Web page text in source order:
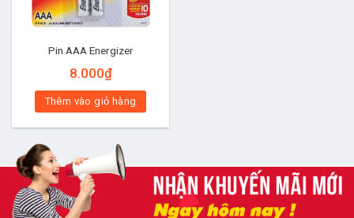
Pin AAA Energizer
8.000₫
Thêm vào giỏ hàng